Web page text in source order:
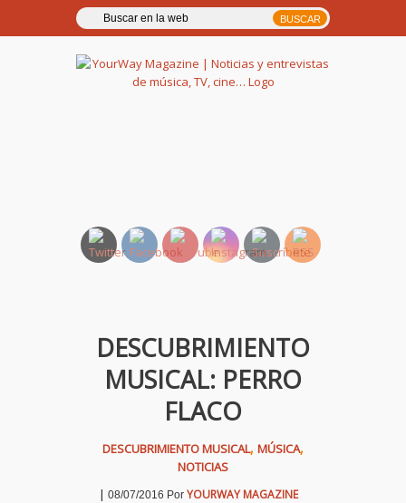
DESCUBRIMIENTO
MUSICAL: PERRO
FLACO
DESCUBRIMIENTO MUSICAL, MÚSICA,
NOTICIAS
| 08/07/2016 Por YOURWAY MAGAZINE